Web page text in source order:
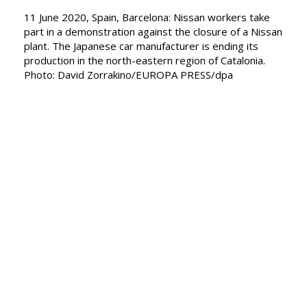
11 June 2020, Spain, Barcelona: Nissan workers take
part in a demonstration against the closure of a Nissan
plant. The Japanese car manufacturer is ending its
production in the north-eastern region of Catalonia.
Photo: David Zorrakino/EUROPA PRESS/dpa